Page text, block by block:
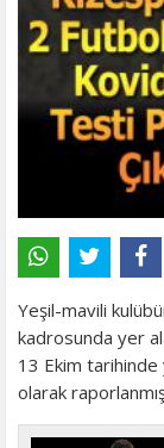
Yeşil-mavili
kadrosunda yer
13 Ekim
olarak